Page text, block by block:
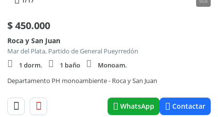
$450.000
Roca y San Juan
Mar del Plata, Partido de General Pueyrredón
1 dorm.
1 baño
Monoam.
Departamento PH monoambiente - Roca y San Juan
WhatsApp Contactar